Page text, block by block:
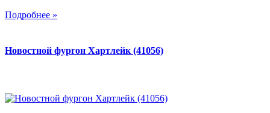
Подробнее »
Новостной фургон Хартлейк (41056)